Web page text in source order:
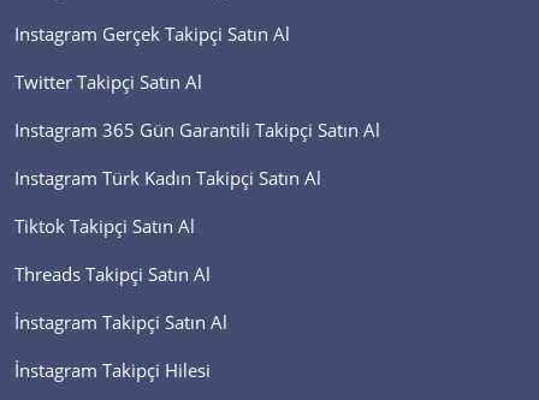
Instagram Gerçek Takipçi Satın Al
Twitter Takipçi Satın Al
Instagram 365 Gün Garantili Takipçi Satın Al
Instagram Türk Kadın Takipçi Satın Al
Tiktok Takipçi Satın Al
Threads Takipçi Satın Al
İnstagram Takipçi Satın Al
İnstagram Takipçi Hilesi